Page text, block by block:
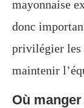
mayonnaise
donc
privilégier les
maintenir
Où